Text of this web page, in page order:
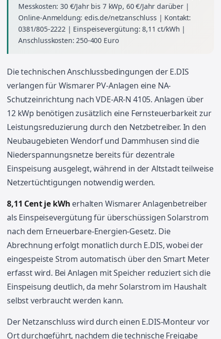
Messkosten: 30 €/Jahr bis 7 kWp, 60 €/Jahr darüber |
Online-Anmeldung: edis.de/netzanschluss | Kontakt:
0381/805-2222 | Einspeisevergütung: 8,11 ct/kWh |
Anschlusskosten: 250-400 Euro
Die technischen Anschlussbedingungen der E.DIS
verlangen für Wismarer PV-Anlagen eine NA-
Schutzeinrichtung nach VDE-AR-N 4105. Anlagen über
12 kWp benötigen zusätzlich eine Fernsteuerbarkeit zur
Leistungsreduzierung durch den Netzbetreiber. In den
Neubaugebieten Wendorf und Dammhusen sind die
Niederspannungsnetze bereits für dezentrale
Einspeisung ausgelegt, während in der Altstadt teilweise
Netzertüchtigungen notwendig werden.
8,11 Cent je kWh erhalten Wismarer Anlagenbetreiber
als Einspeisevergütung für überschüssigen Solarstrom
nach dem Erneuerbare-Energien-Gesetz. Die
Abrechnung erfolgt monatlich durch E.DIS, wobei der
eingespeiste Strom automatisch über den Smart Meter
erfasst wird. Bei Anlagen mit Speicher reduziert sich die
Einspeisung deutlich, da mehr Solarstrom im Haushalt
selbst verbraucht werden kann.
Der Netzanschluss wird durch einen E.DIS-Monteur vor
Ort durchgeführt, nachdem die technische Freigabe